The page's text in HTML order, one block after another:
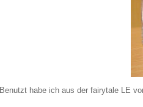
Benutzt habe ich aus der fairytale LE